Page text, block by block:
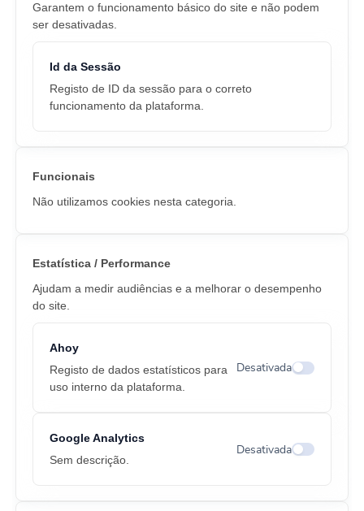
Garantem o funcionamento básico do site e não podem
ser desativadas.
Id da Sessão
Registo de ID da sessão para o correto
funcionamento da plataforma.
Funcionais
Não utilizamos cookies nesta categoria.
Estatística / Performance
Ajudam a medir audiências e a melhorar o desempenho
do site.
Ahoy
Registo de dados estatísticos para
uso interno da plataforma.
Desativada
Alternar
Google Analytics
Sem descrição.
Desativada
Alternar